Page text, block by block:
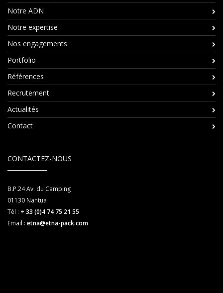
Notre ADN
Notre expertise
Nos engagements
Portfolio
Références
Recrutement
Actualités
Contact
CONTACTEZ-NOUS
B.P.24 Av. du Camping
01130 Nantua
Tél : + 33 (0)4 74 75 21 55
Email : etna@etna-pack.com